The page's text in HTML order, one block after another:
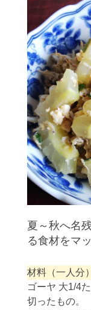
夏～秋へ名
る食材をマ
材料（一人分）
ゴーヤ 大1/4
切ったもの。